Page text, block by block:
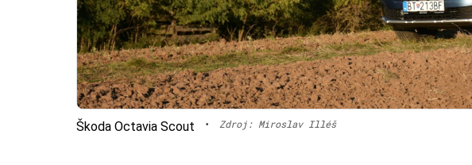
Škoda Octavia Scout • Zdroj: Miroslav Illéš